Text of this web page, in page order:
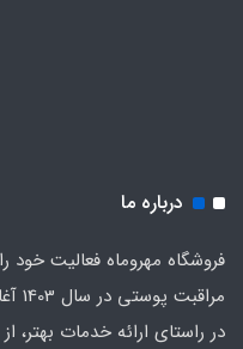
درباره ما
فروشگاه مهروماه فعالیت
مراقبت پوستی در سال 1403 آغاز کرد.
در راستای ارائه خدمات بهتر،